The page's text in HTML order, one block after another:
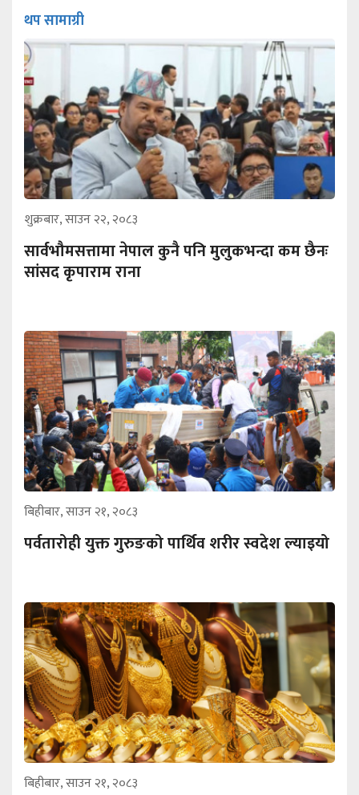
थप सामाग्री
शुक्रबार, साउन २२, २०८३
सार्वभौमसत्तामा नेपाल कुनै पनि मुलुकभन्दा कम छैनः
सांसद कृपाराम राना
बिहीबार, साउन २१, २०८३
पर्वतारोही युक्त गुरुङको पार्थिव शरीर स्वदेश ल्याइयो
बिहीबार, साउन २१, २०८३